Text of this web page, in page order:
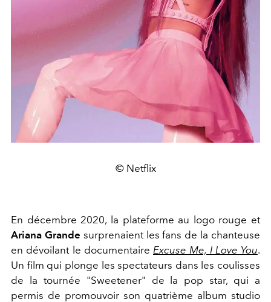
© Netflix
En décembre 2020, la plateforme au logo rouge et
Ariana Grande surprenaient les fans de la chanteuse
en dévoilant le documentaire Excuse Me, I Love You.
Un film qui plonge les spectateurs dans les coulisses
de la tournée "Sweetener" de la pop star, qui a
permis de promouvoir son quatrième album studio